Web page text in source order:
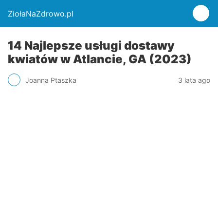
ZiołaNaZdrowo.pl
14 Najlepsze usługi dostawy
kwiatów w Atlancie, GA (2023)
Joanna Ptaszka 3 lata ago